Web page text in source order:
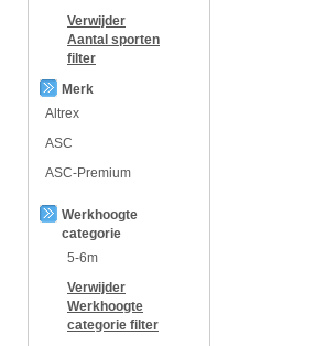
Verwijder
Aantal sporten
filter
Merk
Altrex
ASC
ASC-Premium
Werkhoogte
categorie
5-6m
Verwijder
Werkhoogte
categorie filter